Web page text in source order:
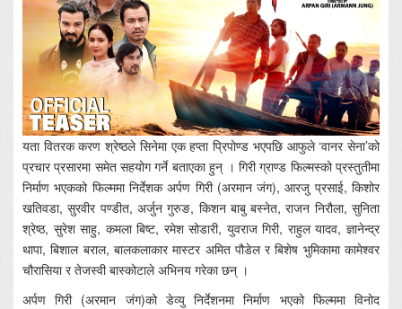
यता वितरक करण श्रेष्ठले सिनेमा एक हप्ता प्रिपोण्ड भएपछि आफुले ‘वानर सेना’को
प्रचार प्रसारमा समेत सहयोग गर्ने बताएका हुन् । गिरी ग्राण्ड फिल्मस्को प्रस्तुतीमा
निर्माण भएकको फिल्ममा निर्देशक अर्पण गिरी (अरमान जंग), आरजु प्रसाई, किशोर
खतिवडा, सुरवीर पण्डीत, अर्जुन गुरुङ, किशन बाबु बस्नेत, राजन निरौला, सुनिता
श्रेष्ठ, सुरेश साहु, कमला बिष्ट, रमेश सोडारी, युवराज गिरी, राहुल यादव, ज्ञानेन्द्र
थापा, बिशाल बराल, बालकलाकार मास्टर अमित पौडेल र बिशेष भुमिकामा कामेश्वर
चौरासिया र तेजस्वी बास्कोटाले अभिनय गरेका छन् ।
अर्पण गिरी (अरमान जंग)को डेव्यु निर्देशनमा निर्माण भएको फिल्ममा विनोद